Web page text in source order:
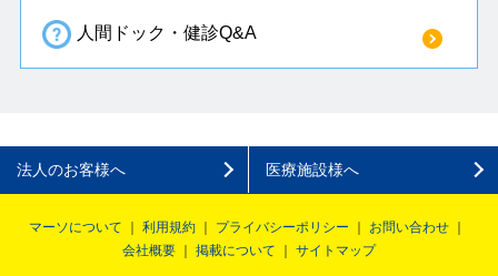
人間ドック・健診Q&A
法人のお客様へ 医療施設様へ
マーソについて 利用規約 プライバシーポリシー
お問い合わせ
会社概要
掲載について サイトマップ